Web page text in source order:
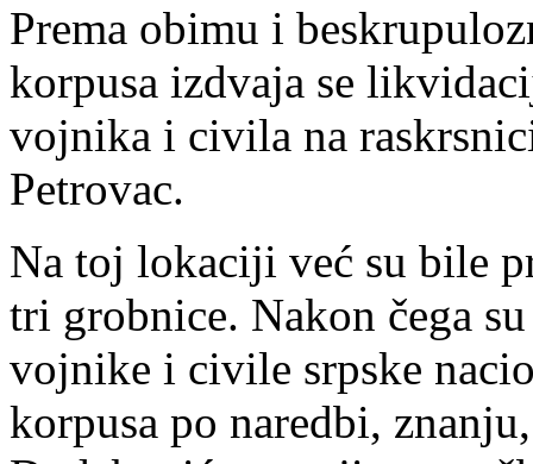
Prema obimu i
korpusa izdvaja se
vojnika i civila na
Petrovac.
Na toj lokaciji već su bile
tri grobnice. Nakon čega
vojnike i civile srpske
korpusa po naredbi,